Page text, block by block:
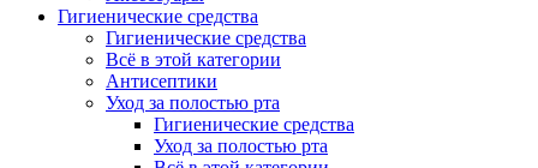
Гигиенические средства
Гигиенические средства
Всё в этой категории
Антисептики
Уход за полостью рта
Гигиенические средства
Уход за полостью рта